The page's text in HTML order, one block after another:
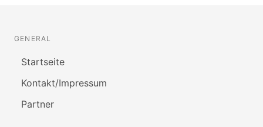
GENERAL
Startseite
Kontakt/Impressum
Partner